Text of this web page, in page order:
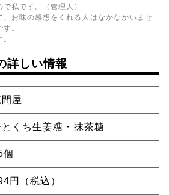
私です。（管理人）
お味の感想をくれる人はなかなかいませ
。
詳しい情報
間屋
とくち生姜糖・抹茶糖
個
円（税込）